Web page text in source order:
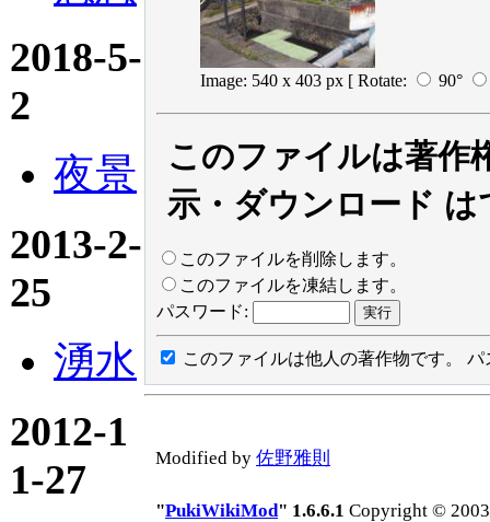
2018-5-
2
夜景
2013-2-
25
湧水
2012-1
1-27
Image: 540 x 403 px [ Rotate: 90°
このファイルは著作
示・ダウンロード は
このファイルを削除します。
このファイルを凍結します。
パスワード:
このファイルは他人の著作物です。 パ
Modified by 佐野雅則
"PukiWikiMod" 1.6.6.1 Copyright ©